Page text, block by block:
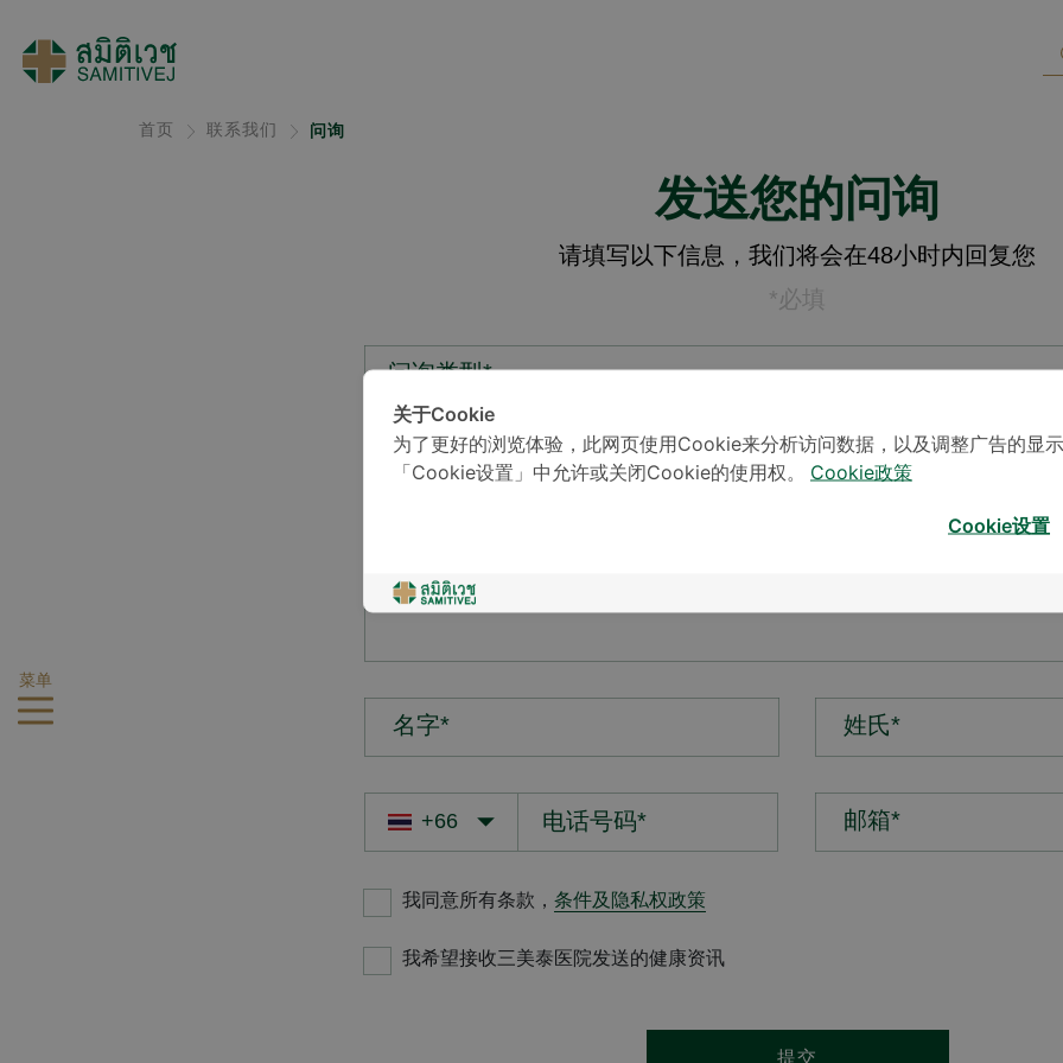
菜单
首页 联系我们 问询
发送您的问询
请填写以下信息，我们将会在48小时内回复您
*必填
问询类型*
位置*
名字* 姓氏*
邮箱*
我同意所有条款， 条件及隐私权政策
我希望接收三美泰医院发送的健康资讯
提交
关于Cookie
为了更好的浏览体验，此网页使用Cookie来分析访问数据，以及调整广告的显
「Cookie设置」中允许或关闭Cookie的使用权。
Cookie政策
Cookie设置